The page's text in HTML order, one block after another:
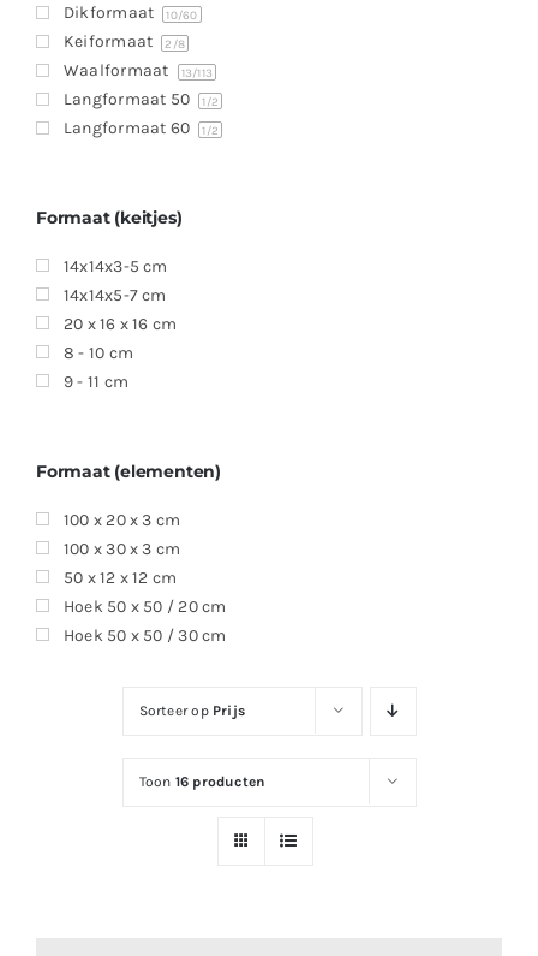
Sorteer op Prijs
Toon 16 producten
Dikformaat 10/60
Keiformaat 2 /8
Waalformaat 13/113
Langformaat 50 1/2
Langformaat 60 1/2
Formaat (keitjes)
14x14x3-5 cm
14x14x5-7 cm
20 x 16 x 16 cm
8 - 10 cm
9 - 11 cm
Formaat (elementen)
100 x 20 x 3 cm
100 x 30 x 3 cm
50 x 12 x 12 cm
Hoek 50 x 50 / 20 cm
Hoek 50 x 50 / 30 cm